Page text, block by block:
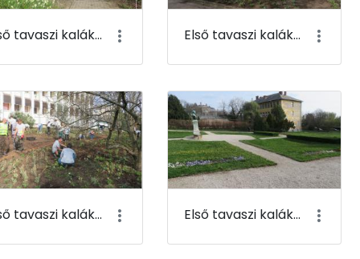
Első tavaszi kaláka 083 Első tavaszi kaláka 084
Első tavaszi kaláka 087 Első tavaszi kaláka 088